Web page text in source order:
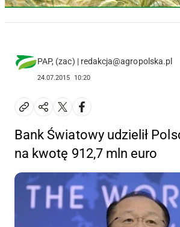
PAP, (zac) | redakcja@agropolska.pl
24.07.2015 10:20
Bank Światowy udzielił
na kwotę 912,7 mln euro